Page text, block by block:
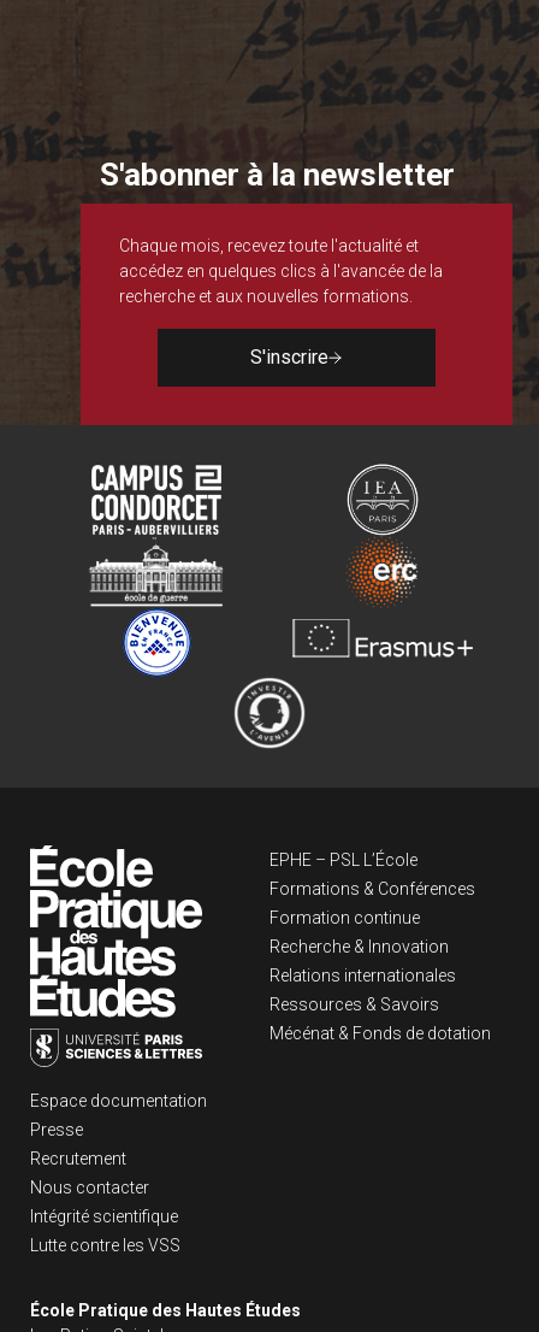
S'abonner à la newsletter
Chaque mois, recevez toute l'actualité et
accédez en quelques clics à l'avancée de la
recherche et aux nouvelles formations.
S'inscrire
Navigation
EPHE – PSL L’École
Formations & Conférences
Formation continue
Recherche & Innovation
Relations internationales
Ressources & Savoirs
Mécénat & Fonds de dotation
Liens footer
Espace documentation
Presse
Recrutement
Nous contacter
Intégrité scientifique
Lutte contre les VSS
École Pratique des Hautes Études